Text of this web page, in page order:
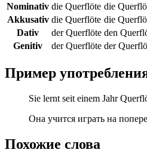
Nominativ die Querflöte die
Akkusativ die Querflöte die
Dativ
der Querflöte den
Genitiv
der Querflöte der
Пример
Sie lernt seit einem Jahr
Она учится играть на
Похожие слова